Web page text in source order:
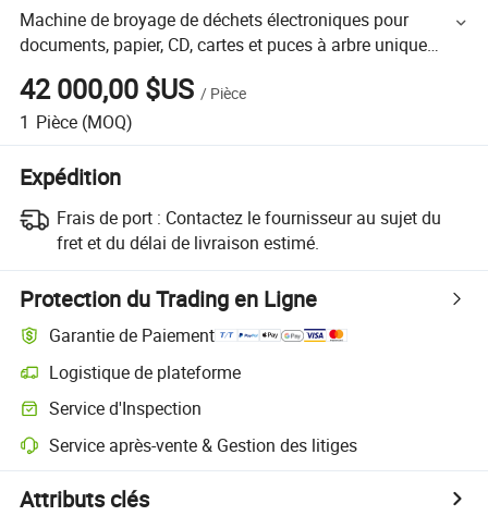
Machine de broyage de déchets électroniques pour
documents, papier, CD, cartes et puces à arbre unique
42 000,00 $US / Pièce
1 Pièce (MOQ)
Expédition
Frais de port : Contactez le fournisseur au sujet du
fret et du délai de livraison estimé.
Protection du Trading en Ligne
Garantie de Paiement
Logistique de plateforme
Service d'Inspection
Service après-vente & Gestion des litiges
Attributs clés